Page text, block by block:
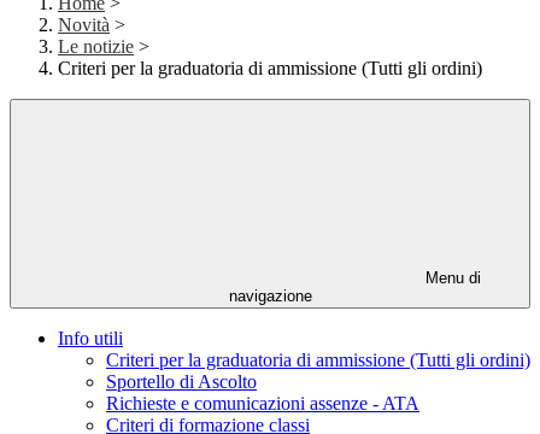
Novità >
Le notizie >
Criteri per la graduatoria di ammissione (Tutti gli ordini)
Menu di
navigazione
Info utili
Criteri per la graduatoria di ammissione (Tutti gli ordini)
Sportello di Ascolto
Richieste e comunicazioni assenze - ATA
Criteri di formazione classi